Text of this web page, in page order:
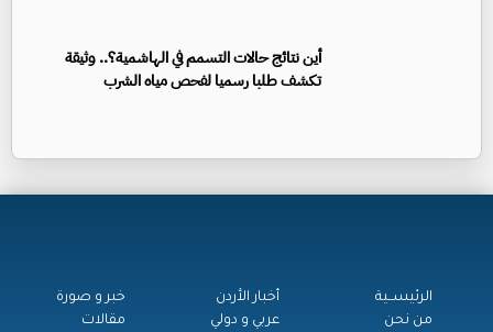
أين نتائج حالات التسمم في الهاشمية؟.. وثيقة
تكشف طلبا رسميا لفحص مياه الشرب
الرئيســية
من نحن
أخبار الأردن
عربي و دولي
خبر و صورة
مقالات